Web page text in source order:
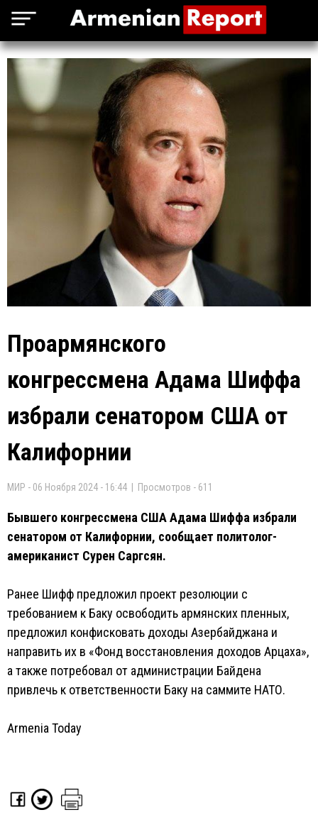
Проармянского
конгрессмена Адама Шиффа
избрали сенатором США от
Калифорнии
МИР - 06 Ноября 2024 - 16:44 | Просмотров - 611
Бывшего конгрессмена США Адама Шиффа избрали
сенатором от Калифорнии, сообщает политолог-
американист Сурен Саргсян.
Ранее Шифф предложил проект резолюции с
требованием к Баку освободить армянских пленных,
предложил конфисковать доходы Азербайджана и
направить их в «Фонд восстановления доходов Арцаха»,
а также потребовал от администрации Байдена
привлечь к ответственности Баку на саммите НАТО.
Armenia Today